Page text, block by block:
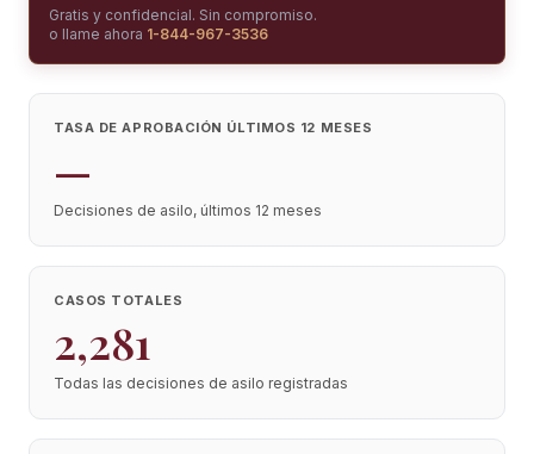
Gratis y confidencial. Sin compromiso.
o llame ahora 1-844-967-3536
TASA DE APROBACIÓN ÚLTIMOS 12 MESES
—
Decisiones de asilo, últimos 12 meses
CASOS TOTALES
2,281
Todas las decisiones de asilo registradas